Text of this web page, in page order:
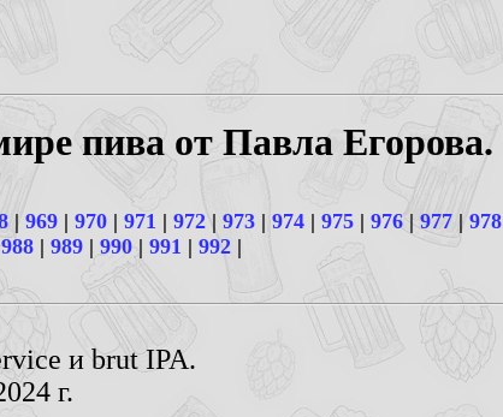
пива от Павла Егорова.
| 969 | 970 | 971 | 972 | 973 | 974 | 975 | 976| 977 | 978
988 | 989 | 990 | 991 | 992 |
и brut IPA.
г.